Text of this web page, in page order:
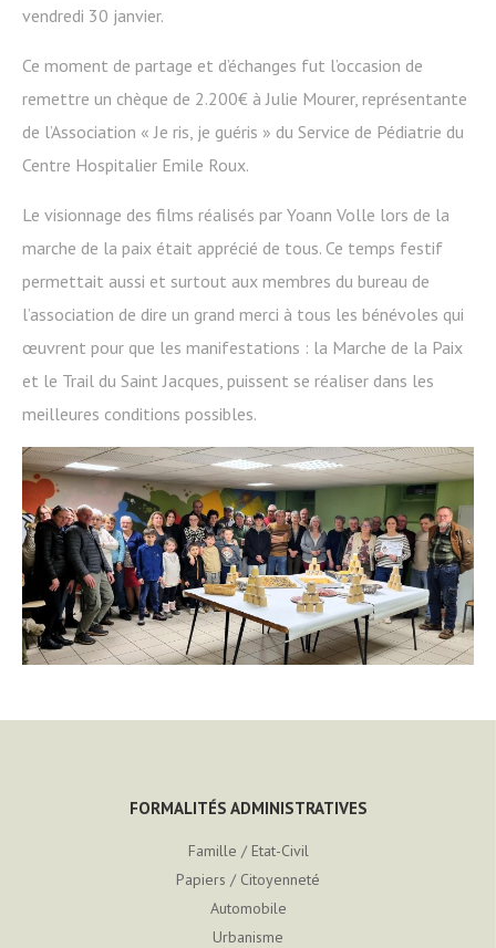
vendredi 30 janvier.
Ce moment de partage et d’échanges fut l’occasion de
remettre un chèque de 2.200€ à Julie Mourer, représentante
de l’Association « Je ris, je guéris » du Service de Pédiatrie du
Centre Hospitalier Emile Roux.
Le visionnage des films réalisés par Yoann Volle lors de la
marche de la paix était apprécié de tous. Ce temps festif
permettait aussi et surtout aux membres du bureau de
l’association de dire un grand merci à tous les bénévoles qui
œuvrent pour que les manifestations : la Marche de la Paix
et le Trail du Saint Jacques, puissent se réaliser dans les
meilleures conditions possibles.
FORMALITÉS ADMINISTRATIVES
Famille / Etat-Civil
Papiers / Citoyenneté
Automobile
Urbanisme